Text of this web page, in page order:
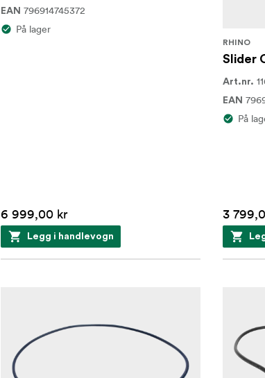
EAN 796914745372
På lager
6 999,00 kr
Legg i handlevogn
RHINO
Slider
Art.nr.
EAN
På
3